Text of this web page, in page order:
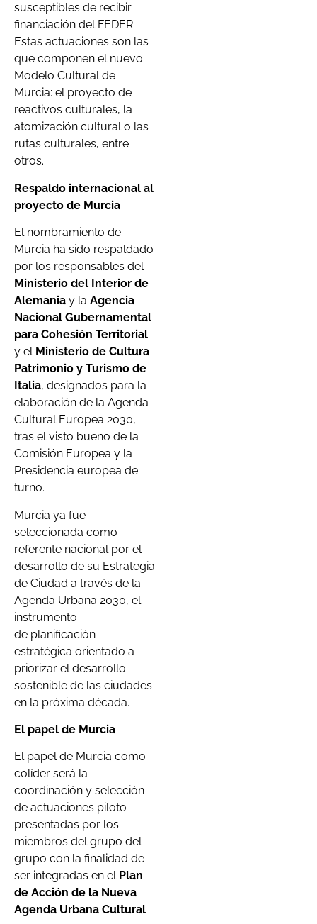
susceptibles de recibir
financiación del FEDER.
Estas actuaciones son las
que componen el nuevo
Modelo Cultural de
Murcia: el proyecto de
reactivos culturales, la
atomización cultural o las
rutas culturales, entre
otros.
Respaldo internacional al
proyecto de Murcia
El nombramiento de
Murcia ha sido respaldado
por los responsables del
Ministerio del Interior de
Alemania y la Agencia
Nacional Gubernamental
para Cohesión Territorial
y el Ministerio de Cultura
Patrimonio y Turismo de
Italia, designados para la
elaboración de la Agenda
Cultural Europea 2030,
tras el visto bueno de la
Comisión Europea y la
Presidencia europea de
turno.
Murcia ya fue
seleccionada como
referente nacional por el
desarrollo de su Estrategia
de Ciudad a través de la
Agenda Urbana 2030, el
instrumento
de planificación
estratégica orientado a
priorizar el desarrollo
sostenible de las ciudades
en la próxima década.
El papel de Murcia
El papel de Murcia como
colíder será la
coordinación y selección
de actuaciones piloto
presentadas por los
miembros del grupo del
grupo con la finalidad de
ser integradas en el Plan
de Acción de la Nueva
Agenda Urbana Cultural